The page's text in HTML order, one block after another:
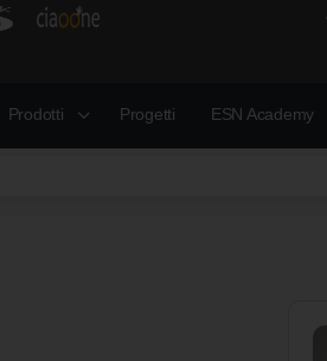
Prodotti Progetti ESN Academy